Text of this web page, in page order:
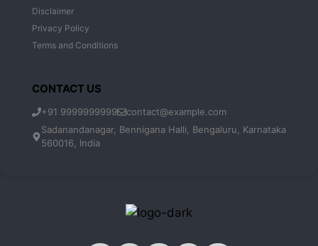
Disclaimer
Privacy Policy
Terms and Conditions
CONTACT US
+91 9999999999
contact@example.com
Sadanandanagar, Bennigana Halli, Bengaluru, Karnataka
560016, India